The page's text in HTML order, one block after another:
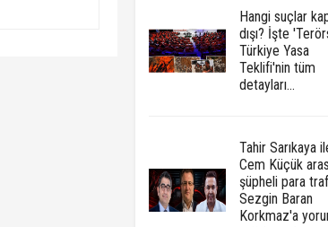
Hangi suçlar
dışı? İşte
Türkiye Yasa
Teklifi'nin tüm
detayları...
Tahir Sarıkaya
Cem Küçük
şüpheli para
Sezgin Baran
Korkmaz'a